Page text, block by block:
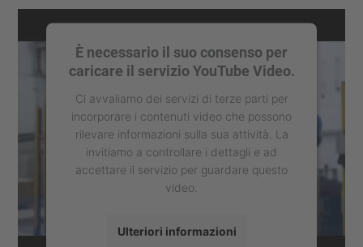
È necessario il suo consenso per
caricare il servizio YouTube Video.
Ci avvaliamo dei servizi di terze parti per
incorporare i contenuti video che possono
rilevare informazioni sulla sua attività. La
invitiamo a controllare i dettagli e ad
accettare il servizio per guardare questo
video.
Ulteriori informazioni